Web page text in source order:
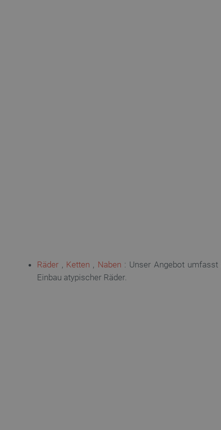
Räder , Ketten , Naben : Unser Angebot umfasst
Einbau atypischer Räder.
critCartData